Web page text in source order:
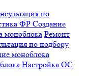
по
ФР Создание
моноблока Ремонт
по подбору
моноблока
Настройка ОС